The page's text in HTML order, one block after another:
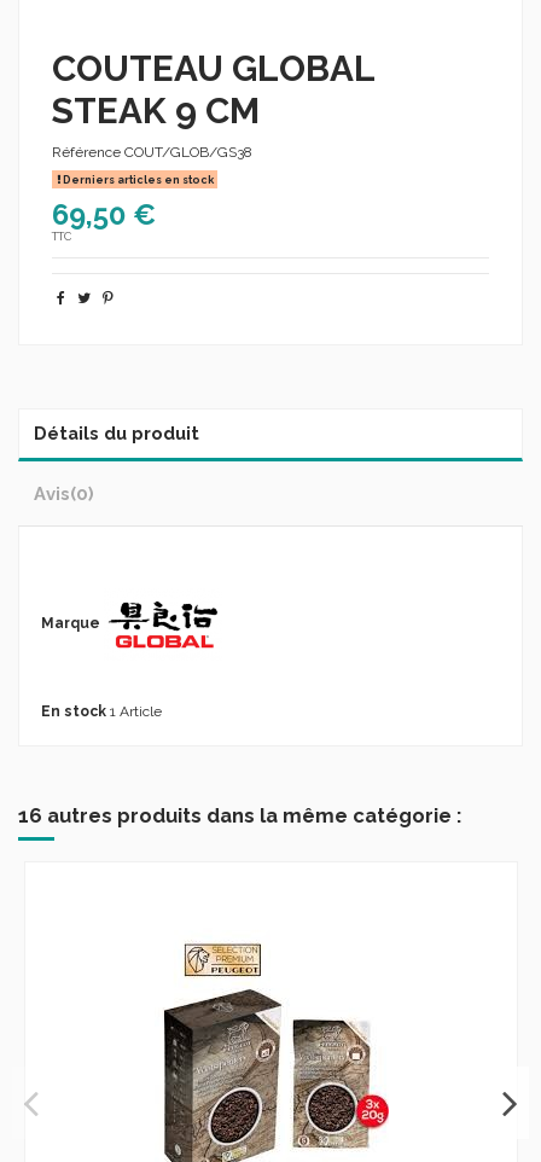
COUTEAU GLOBAL
STEAK 9 CM
Référence COUT/GLOB/GS38
Derniers articles en stock
69,50 €
TTC
Détails du produit
Avis(0)
Marque
En stock 1 Article
16 autres produits dans la même catégorie :